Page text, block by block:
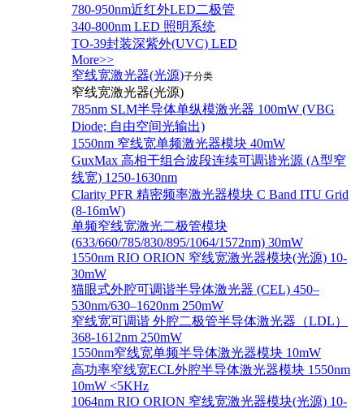
780-950nm近红外LED二极管
340-800nm LED 照明系统
TO-39封装深紫外(UVC) LED
More>>
窄线宽激光器(光源)子分类
窄线宽激光器(光源)
785nm SLM半导体单纵模激光器 100mW (VBG
Diode; 自由空间光输出)
1550nm 窄线宽单频激光器模块 40mW
GuxMax 高相干组合波段连续可调谐光源 (A型窄
线宽) 1250-1630nm
Clarity PFR 精密频率激光器模块 C Band ITU Grid
(8-16mW)
单频窄线宽激光二极管模块
(633/660/785/830/895/1064/1572nm) 30mW
1550nm RIO ORION 窄线宽激光器模块(光源) 10-
30mW
猫眼式外腔可调谐半导体激光器 (CEL) 450–
530nm/630–1620nm 250mW
窄线宽可调谐 外腔二极管半导体激光器（LDL）
368-1612nm 250mW
1550nm窄线宽单频半导体激光器模块 10mW
高功率窄线宽ECL外腔半导体激光器模块 1550nm
10mW <5KHz
1064nm RIO ORION 窄线宽激光器模块(光源) 10-